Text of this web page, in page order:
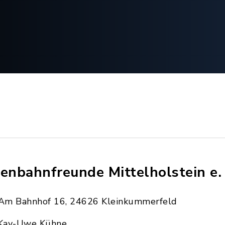
Mittelholstein e.
Bahnhof 16, 24626 Kleinkummerfeld